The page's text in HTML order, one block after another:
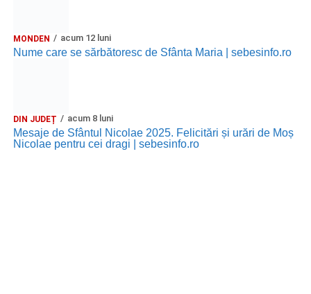
MONDEN acum 12 luni
Nume care se sărbătoresc de Sfânta Maria | sebesinfo.ro
DIN JUDEȚ acum 8 luni
Mesaje de Sfântul Nicolae 2025. Felicitări și urări de Moș
Nicolae pentru cei dragi | sebesinfo.ro